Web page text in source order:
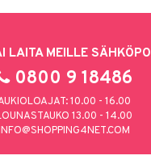
LAITA MEILLE
0800 9 18486
10.00 - 16.00
13.00 - 14.00